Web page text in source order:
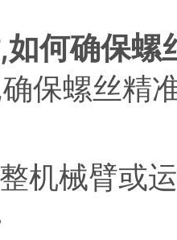
何确保螺
保螺丝精
机械臂或